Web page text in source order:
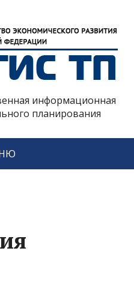
информационная
планирования